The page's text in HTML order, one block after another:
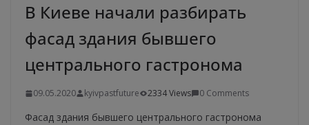
В Киеве начали разбирать
фасад здания бывшего
центрального гастронома
09.05.2020 kyivpastfuture 2334 Views 0 Comments
Фасад здания бывшего центрального гастронома